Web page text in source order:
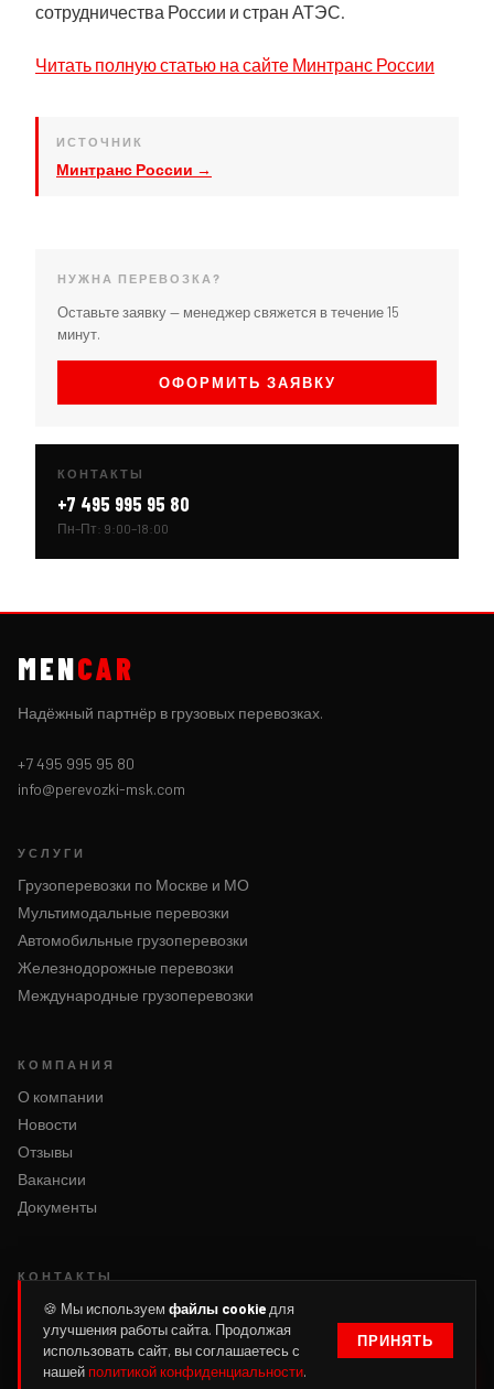
сотрудничества России и стран АТЭС.
Читать полную статью на сайте Минтранс России
ИСТОЧНИК
Минтранс России →
НУЖНА ПЕРЕВОЗКА?
Оставьте заявку — менеджер свяжется в течение 15
минут.
ОФОРМИТЬ ЗАЯВКУ
КОНТАКТЫ
+7 495 995 95 80
Пн–Пт: 9:00–18:00
MENCAR
Надёжный партнёр в грузовых перевозках.
+7 495 995 95 80
info@perevozki-msk.com
УСЛУГИ
Грузоперевозки по Москве и МО
Мультимодальные перевозки
Автомобильные грузоперевозки
Железнодорожные перевозки
Международные грузоперевозки
КОМПАНИЯ
О компании
Новости
Отзывы
Вакансии
Документы
КОНТАКТЫ
Написать нам
Оформить заявку
🍪 Мы используем файлы cookie для
улучшения работы сайта. Продолжая
использовать сайт, вы соглашаетесь с
нашей политикой конфиденциальности.
ПРИНЯТЬ